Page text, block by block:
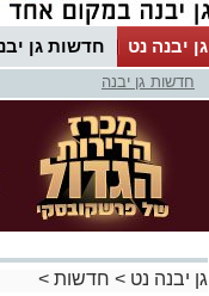
גן יבנה נט חדשות גן
MyKehila
חדשות גן יבנה
גן יבנה נט > חדשות >